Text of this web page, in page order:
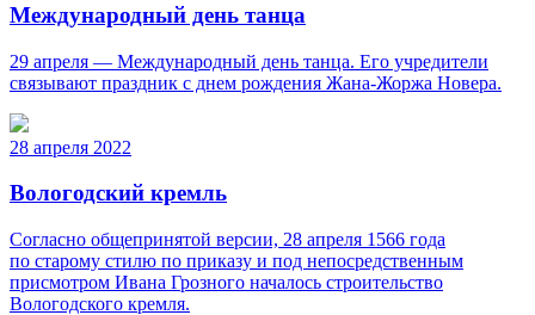
Международный день танца
29 апреля — Международный день танца. Его учредители
связывают праздник с днем рождения Жана-Жоржа Новера.
28 апреля 2022
Вологодский кремль
Согласно общепринятой версии, 28 апреля 1566 года
по старому стилю по приказу и под непосредственным
присмотром Ивана Грозного началось строительство
Вологодского кремля.